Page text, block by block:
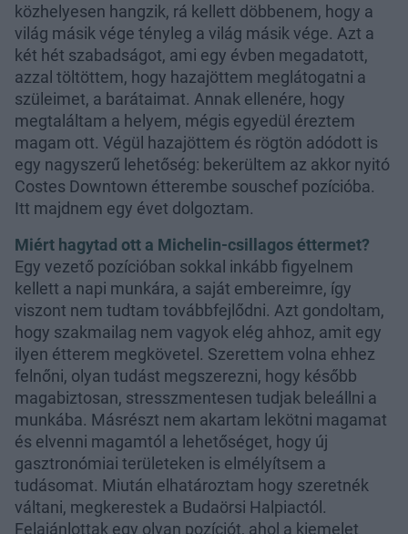
közhelyesen hangzik, rá kellett döbbenem, hogy a
világ másik vége tényleg a világ másik vége. Azt a
két hét szabadságot, ami egy évben megadatott,
azzal töltöttem, hogy hazajöttem meglátogatni a
szüleimet, a barátaimat. Annak ellenére, hogy
megtaláltam a helyem, mégis egyedül éreztem
magam ott. Végül hazajöttem és rögtön adódott is
egy nagyszerű lehetőség: bekerültem az akkor nyitó
Costes Downtown étterembe souschef pozícióba.
Itt majdnem egy évet dolgoztam.
Miért hagytad ott a Michelin-csillagos éttermet?
Egy vezető pozícióban sokkal inkább figyelnem
kellett a napi munkára, a saját embereimre, így
viszont nem tudtam továbbfejlődni. Azt gondoltam,
hogy szakmailag nem vagyok elég ahhoz, amit egy
ilyen étterem megkövetel. Szerettem volna ehhez
felnőni, olyan tudást megszerezni, hogy később
magabiztosan, stresszmentesen tudjak beleállni a
munkába. Másrészt nem akartam lekötni magamat
és elvenni magamtól a lehetőséget, hogy új
gasztronómiai területeken is elmélyítsem a
tudásomat. Miután elhatároztam hogy szeretnék
váltani, megkerestek a Budaörsi Halpiactól.
Felajánlottak egy olyan pozíciót, ahol a kiemelet